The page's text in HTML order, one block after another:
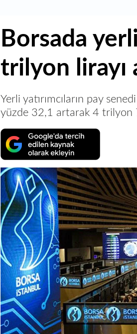
Borsada
trilyon lirayı
Yerli yatırımcıların pay
yüzde 32,1 artarak 4 trilyon